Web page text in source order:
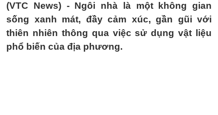
(VTC News) - Ngôi nhà là một không gian
sống xanh mát, đầy cảm xúc, gần gũi với
thiên nhiên thông qua việc sử dụng vật liệu
phổ biến của địa phương.